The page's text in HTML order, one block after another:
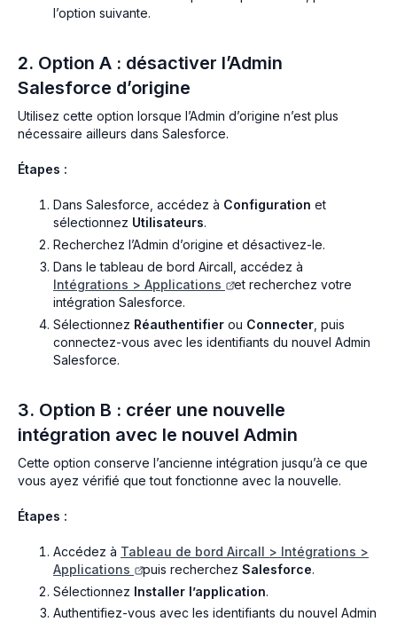
l’option suivante.
2. Option A : désactiver l’Admin
Salesforce d’origine
Utilisez cette option lorsque l’Admin d’origine n’est plus
nécessaire ailleurs dans Salesforce.
Étapes :
Dans Salesforce, accédez à Configuration et
sélectionnez Utilisateurs.
Recherchez l’Admin d’origine et désactivez-le.
Dans le tableau de bord Aircall, accédez à
Intégrations > Applications
et recherchez votre
intégration Salesforce.
Sélectionnez Réauthentifier ou Connecter , puis
connectez-vous avec les identifiants du nouvel Admin
Salesforce.
3. Option B : créer une nouvelle
intégration avec le nouvel Admin
Cette option conserve l’ancienne intégration jusqu’à ce que
vous ayez vérifié que tout fonctionne avec la nouvelle.
Étapes :
Accédez à Tableau de bord Aircall > Intégrations >
Applications
puis recherchez Salesforce.
Sélectionnez Installer l’application.
Authentifiez-vous avec les identifiants du nouvel Admin